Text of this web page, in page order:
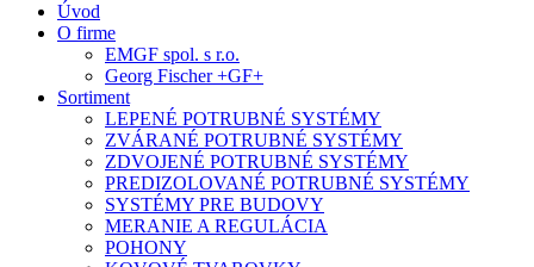
Úvod
O firme
EMGF spol. s r.o.
Georg Fischer +GF+
Sortiment
LEPENÉ POTRUBNÉ SYSTÉMY
ZVÁRANÉ POTRUBNÉ SYSTÉMY
ZDVOJENÉ POTRUBNÉ SYSTÉMY
PREDIZOLOVANÉ POTRUBNÉ SYSTÉMY
SYSTÉMY PRE BUDOVY
MERANIE A REGULÁCIA
POHONY